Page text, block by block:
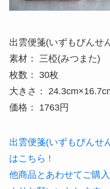
出雲便箋(いずもびんせ
素材： 三椏(みつまた)
枚数： 30枚
大きさ：
価格： 1763円
出雲便箋(いずもびんせ
はこちら !
他商品とあわせてご購